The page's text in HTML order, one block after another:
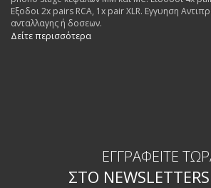
Εξοδοι 2x pairs RCA, 1x pair XLR. Εγγυηση
ανταλλαγης ή δοσεων.
Δείτε περισσότερα
ΕΓΓΡΑΦΕΊΤΕ
ΣΤΟ